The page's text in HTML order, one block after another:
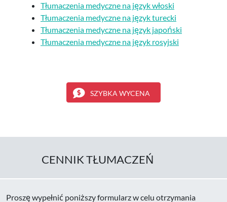
Tłumaczenia medyczne na język włoski
Tłumaczenia medyczne na język turecki
Tłumaczenia medyczne na język japoński
Tłumaczenia medyczne na język rosyjski
SZYBKA WYCENA
CENNIK TŁUMACZEŃ
Proszę wypełnić poniższy formularz w celu otrzymania